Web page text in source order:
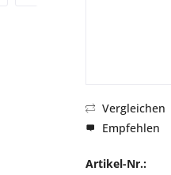
Vergleichen
Empfehlen
Artikel-Nr.: